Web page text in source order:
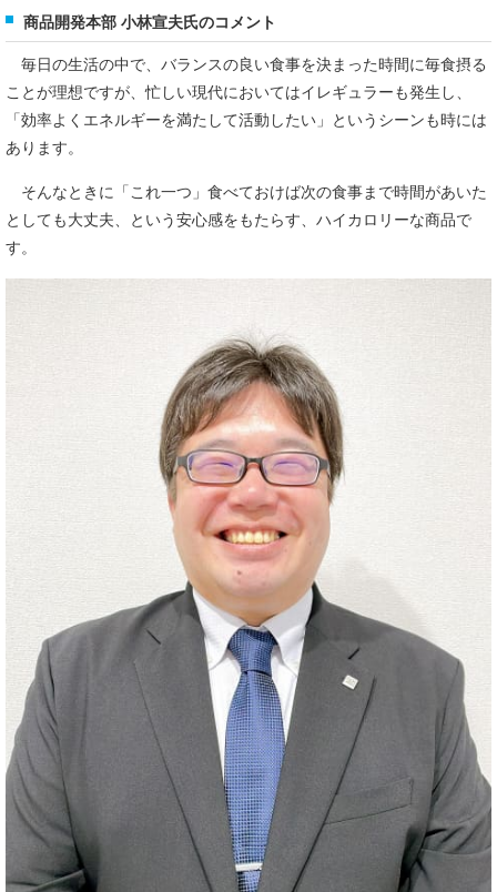
商品開発本部 小林宣夫氏のコメント
毎日の生活の中で、バランスの良い食事を決まった時間に毎食摂る
ことが理想ですが、忙しい現代においてはイレギュラーも発生し、
「効率よくエネルギーを満たして活動したい」というシーンも時には
あります。
そんなときに「これ一つ」食べておけば次の食事まで時間があいた
としても大丈夫、という安心感をもたらす、ハイカロリーな商品で
す。